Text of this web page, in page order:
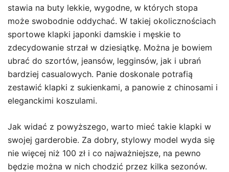
stawia na buty lekkie, wygodne, w których stopa
może swobodnie oddychać. W takiej okolicznościach
sportowe klapki japonki damskie i męskie to
zdecydowanie strzał w dziesiątkę. Można je bowiem
ubrać do szortów, jeansów, legginsów, jak i ubrań
bardziej casualowych. Panie doskonale potrafią
zestawić klapki z sukienkami, a panowie z chinosami i
eleganckimi koszulami.
Jak widać z powyższego, warto mieć takie klapki w
swojej garderobie. Za dobry, stylowy model wyda się
nie więcej niż 100 zł i co najważniejsze, na pewno
będzie można w nich chodzić przez kilka sezonów.